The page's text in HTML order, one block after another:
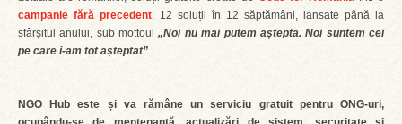
campanie fără precedent: 12 soluții în 12 săptămâni, lansate până la
sfârșitul anului, sub mottoul„Noi nu mai putem aștepta. Noi suntem cei
pe care i-am tot așteptat”.
NGO Hub este și va rămâne un serviciu gratuit pentru ONG-uri,